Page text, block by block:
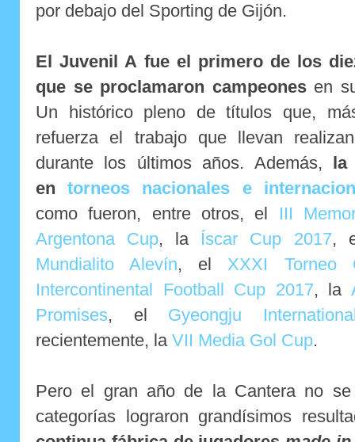
por debajo del Sporting de Gijón.
El Juvenil A fue el primero de los
que se proclamaron campeonesen
Un histórico pleno de títulos que,
refuerza el trabajo que llevan
durante los últimos años. Además,
entorneos nacionales e
como fueron, entre otros, el
III
Argentona Cup, la Íscar Cup 2017,
Mundialito Alevín, el XXXI Torneo
Intercontinental Football Cup 2017, la
Promises, el Gyeongju
recientemente, la VII Media Gol Cup.
Pero el gran año de la Cantera no
categorías lograron grandísimos